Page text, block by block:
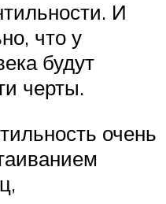
И
что у
будут
черты.
очень